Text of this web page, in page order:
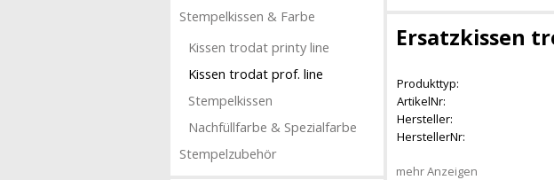
Stempelkissen & Farbe
Kissen trodat printy line
Kissen trodat prof. line
Stempelkissen
Nachfüllfarbe & Spezialfarbe
Stempelzubehör
Ersatzkissen
Produkttyp:
ArtikelNr:
Hersteller:
HerstellerNr:
mehr Anzeigen